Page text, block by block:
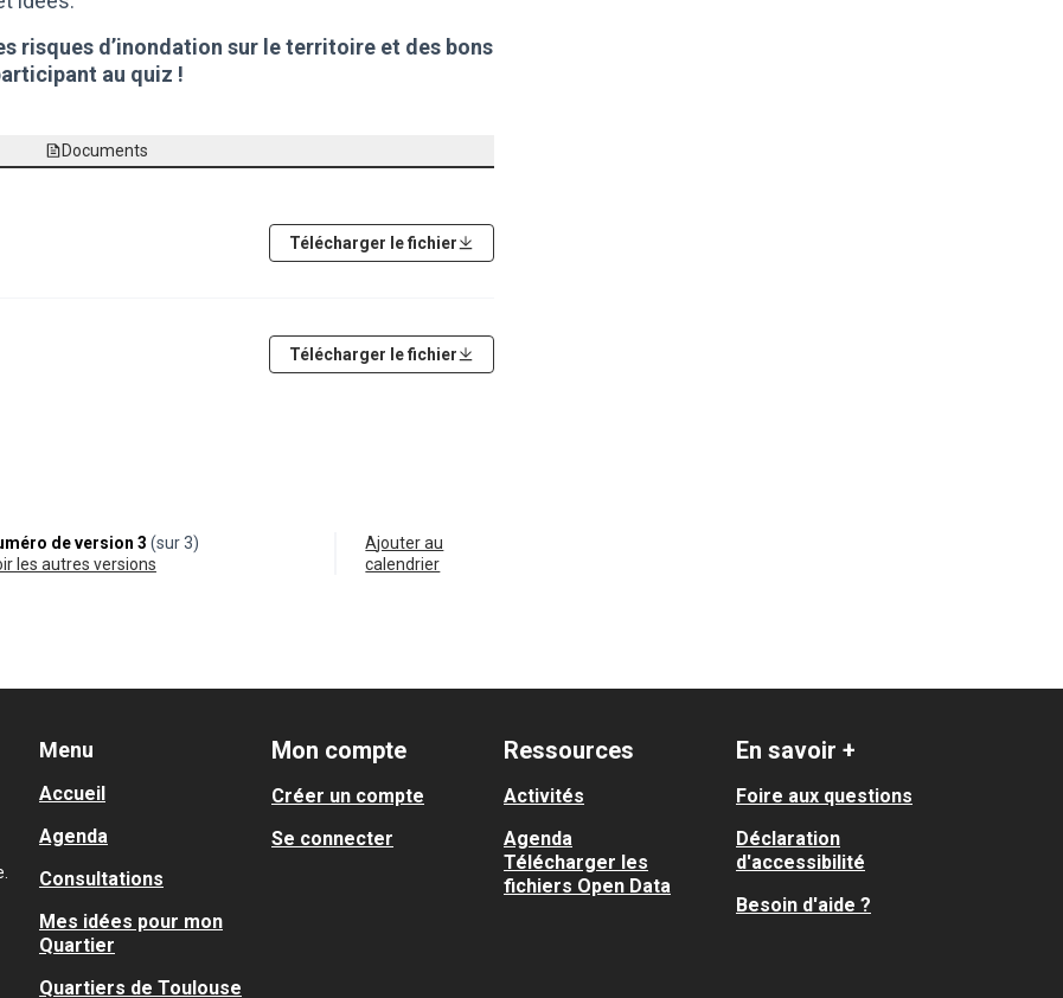
risques d’inondation sur le territoire et des bons
au quiz !
Documents
Télécharger le fichier
Télécharger le fichier
de version 3 (sur 3)
les autres versions
Ajouter au
calendrier
Menu
Accueil
Agenda
Consultations
Mes idées pour mon
Quartier
Quartiers de Toulouse
Mon compte
Créer un compte
Se connecter
Ressources
Activités
Agenda
Télécharger les
fichiers Open Data
En savoir +
Foire aux questions
Déclaration
d'accessibilité
Besoin d'aide ?